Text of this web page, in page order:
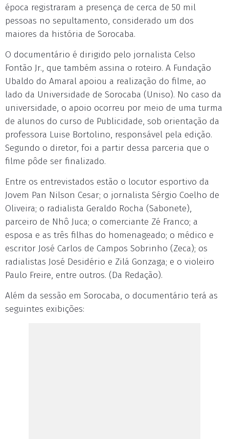
época registraram a presença de cerca de 50 mil
pessoas no sepultamento, considerado um dos
maiores da história de Sorocaba.
O documentário é dirigido pelo jornalista Celso
Fontão Jr., que também assina o roteiro. A Fundação
Ubaldo do Amaral apoiou a realização do filme, ao
lado da Universidade de Sorocaba (Uniso). No caso da
universidade, o apoio ocorreu por meio de uma turma
de alunos do curso de Publicidade, sob orientação da
professora Luise Bortolino, responsável pela edição.
Segundo o diretor, foi a partir dessa parceria que o
filme pôde ser finalizado.
Entre os entrevistados estão o locutor esportivo da
Jovem Pan Nilson Cesar; o jornalista Sérgio Coelho de
Oliveira; o radialista Geraldo Rocha (Sabonete),
parceiro de Nhô Juca; o comerciante Zé Franco; a
esposa e as três filhas do homenageado; o médico e
escritor José Carlos de Campos Sobrinho (Zeca); os
radialistas José Desidério e Zilá Gonzaga; e o violeiro
Paulo Freire, entre outros. (Da Redação).
Além da sessão em Sorocaba, o documentário terá as
seguintes exibições: